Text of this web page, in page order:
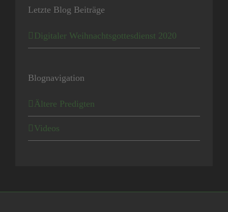
Letzte Blog Beiträge
Digitaler Weihnachtsgottesdienst 2020
Blognavigation
Ältere Predigten
Videos